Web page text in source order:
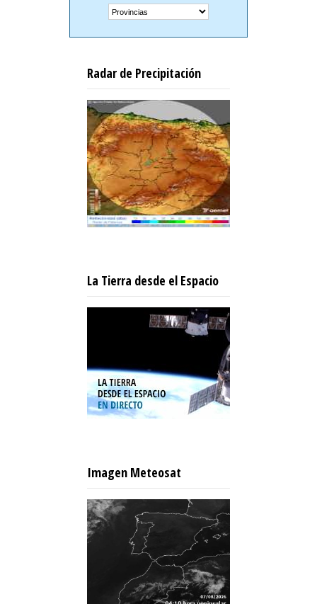
Radar de Precipitación
La Tierra desde el Espacio
Imagen Meteosat